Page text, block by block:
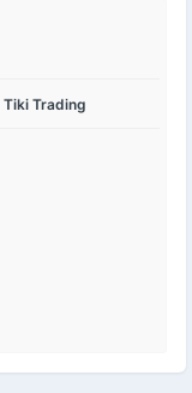
Tiki Trading